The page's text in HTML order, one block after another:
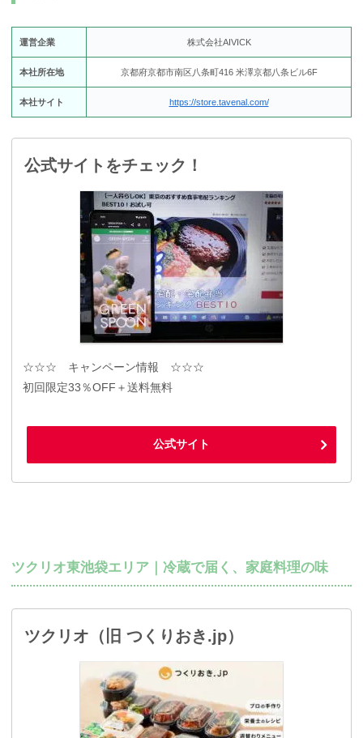
運営企業 株式会社AIVICK
本社所在地 京都府京都市南区八条町416 米澤京都八条ビル6F
本社サイト https://store.tavenal.com/
公式サイトをチェック！
☆☆☆ キャンペーン情報 ☆☆☆
初回限定33％OFF＋送料無料
公式サイト
ツクリオ東池袋エリア｜冷蔵で届く、家庭料理の味
ツクリオ（旧 つくりおき.jp）